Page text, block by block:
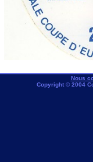
Nous
Copyright © 2004